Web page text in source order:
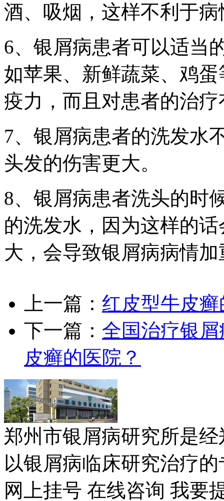
酒、吸烟，这样不利于
6、银屑病患者可以适当
如苹果、新鲜蔬菜、鸡
疫力，而且对患者的治
7、银屑病患者的洗发水
头发的伤害更大。
8、银屑病患者洗头的时
的洗发水，因为这样的
大，会导致银屑病病情加
上一篇： 红皮型牛皮
下一篇： 全国治疗银
皮癣的医院？
郑州市银屑病研究所是
以银屑病临床研究治疗
网上挂号 在线咨询 我要